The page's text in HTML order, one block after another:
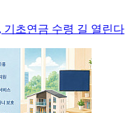
기초연금 수령 길 열린다